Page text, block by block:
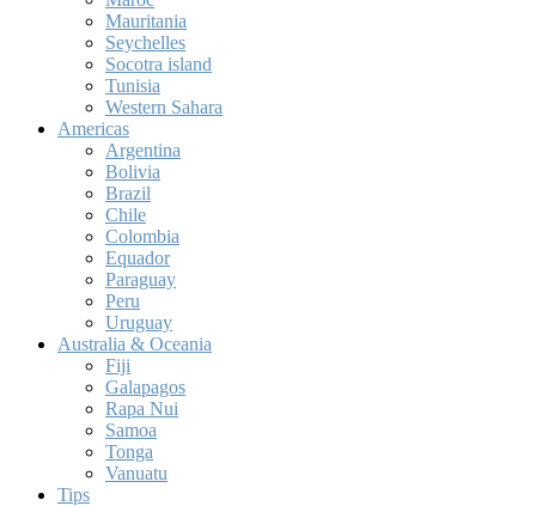
Mauritania
Seychelles
Socotra island
Tunisia
Western Sahara
Americas
Argentina
Bolivia
Brazil
Chile
Colombia
Equador
Paraguay
Peru
Uruguay
Australia & Oceania
Fiji
Galapagos
Rapa Nui
Samoa
Tonga
Vanuatu
Tips